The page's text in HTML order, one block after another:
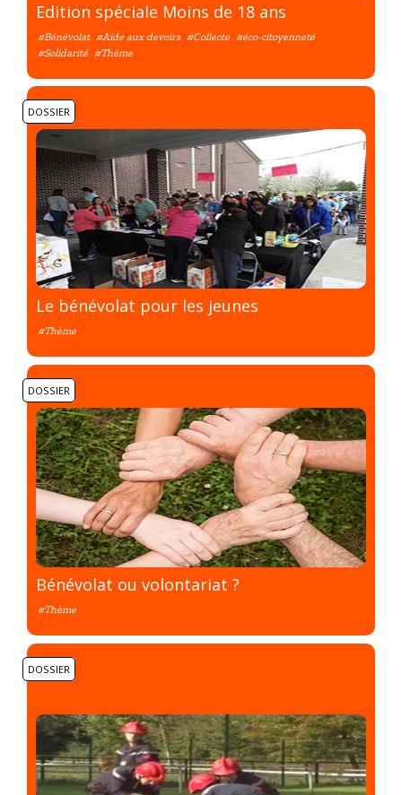
Edition spéciale Moins de 18 ans
#Bénévolat #Aide aux devoirs #Collecte #éco-citoyenneté
#Solidarité #Thème
DOSSIER
Le bénévolat pour les jeunes
#Thème
DOSSIER
Bénévolat ou volontariat ?
#Thème
DOSSIER